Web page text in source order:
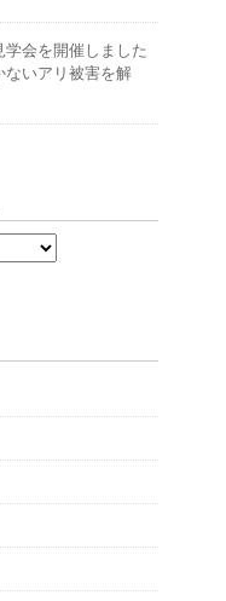
会を開催しました
ないアリ被害を解